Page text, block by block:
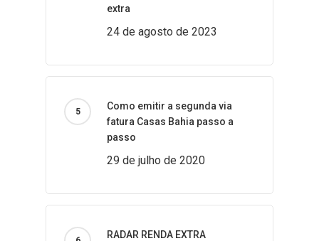
extra
24 de agosto de 2023
Como emitir a segunda via
fatura Casas Bahia passo a
passo
29 de julho de 2020
RADAR RENDA EXTRA